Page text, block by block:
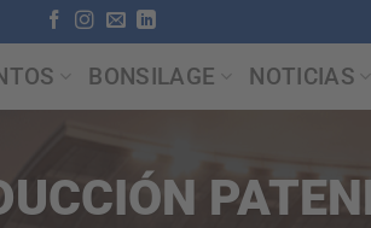
BONSILAGE NOTICIAS